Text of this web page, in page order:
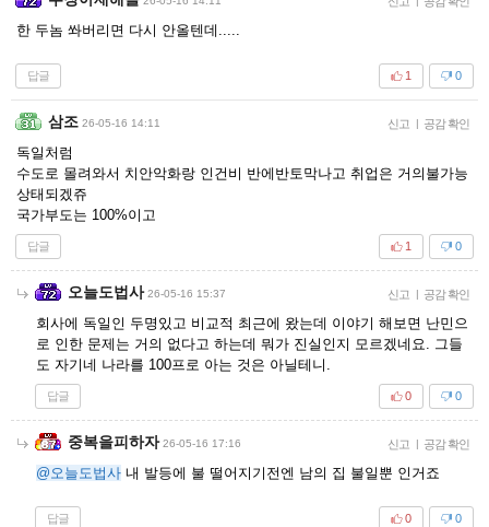
한 두놈 쏴버리면 다시 안올텐데.....
답글 0
1
삼조 26-05-16 14:11 신고 | 공감 확인
독일처럼
수도로 몰려와서 치안악화랑 인건비 반에반토막나고 취업은 거의불가능
상태되겠쥬
국가부도는 100%이고
답글 0
1
오늘도법사 26-05-16 15:37 신고 | 공감 확인
회사에 독일인 두명있고 비교적 최근에 왔는데 이야기 해보면 난민으
로 인한 문제는 거의 없다고 하는데 뭐가 진실인지 모르겠네요. 그들
도 자기네 나라를 100프로 아는 것은 아닐테니.
답글 0
0
중복을피하자 26-05-16 17:16 신고 | 공감 확인
@오늘도법사 내 발등에 불 떨어지기전엔 남의 집 불일뿐 인거죠
답글 0
0